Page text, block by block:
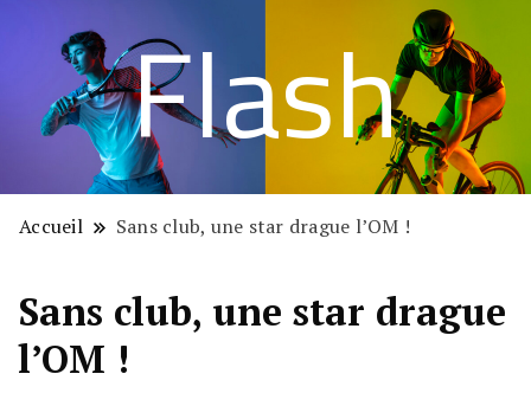
Flash
Accueil Sans club, une star drague l’OM !
Sans club, une star drague
l’OM !